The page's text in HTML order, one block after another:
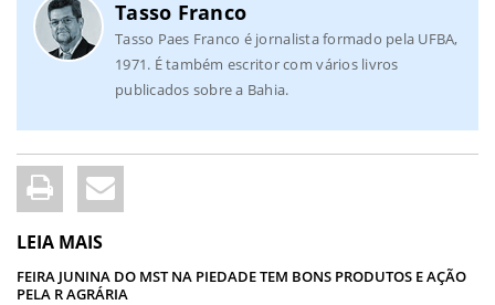
Tasso Franco
Tasso Paes Franco é jornalista formado pela UFBA,
1971. É também escritor com vários livros
publicados sobre a Bahia.
LEIA MAIS
FEIRA JUNINA DO MST NA PIEDADE TEM BONS PRODUTOS E AÇÃO
PELA R AGRÁRIA